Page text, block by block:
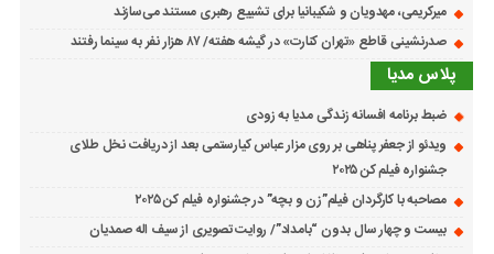
میرکریمی، مهدویان و شکیبانیا برای تشییع رهبری مستند می‌سازند
صدرنشینی قاطع «تهران کنارت» در گیشه هفته/ ۸۷ هزار نفر به سینما رفتند
پلاس مدیا
ضبط برنامه افسانه زندگی مدیا به زودی
ویدئو از جعفر پناهی بر روی مزار عباس کیارستمی بعد از دریافت نخل طلای
جشنواره فیلم کن ۲۰۲۵
مصاحبه با کارگردان فیلم”زن و بچه” در جشنواره فیلم کن ۲۰۲۵
بیست و چهار سال بدون “بامداد”/ روایت تصویری از سیف اله صمدیان